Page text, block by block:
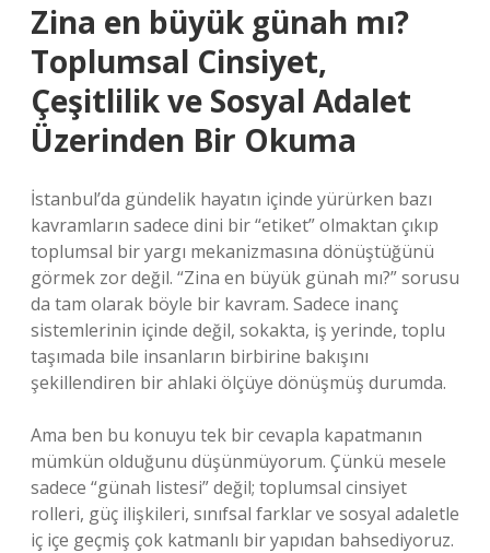
Zina en büyük günah mı?
Toplumsal Cinsiyet,
Çeşitlilik ve Sosyal Adalet
Üzerinden Bir Okuma
İstanbul’da gündelik hayatın içinde yürürken bazı
kavramların sadece dini bir “etiket” olmaktan çıkıp
toplumsal bir yargı mekanizmasına dönüştüğünü
görmek zor değil. “Zina en büyük günah mı?” sorusu
da tam olarak böyle bir kavram. Sadece inanç
sistemlerinin içinde değil, sokakta, iş yerinde, toplu
taşımada bile insanların birbirine bakışını
şekillendiren bir ahlaki ölçüye dönüşmüş durumda.
Ama ben bu konuyu tek bir cevapla kapatmanın
mümkün olduğunu düşünmüyorum. Çünkü mesele
sadece “günah listesi” değil; toplumsal cinsiyet
rolleri, güç ilişkileri, sınıfsal farklar ve sosyal adaletle
iç içe geçmiş çok katmanlı bir yapıdan bahsediyoruz.